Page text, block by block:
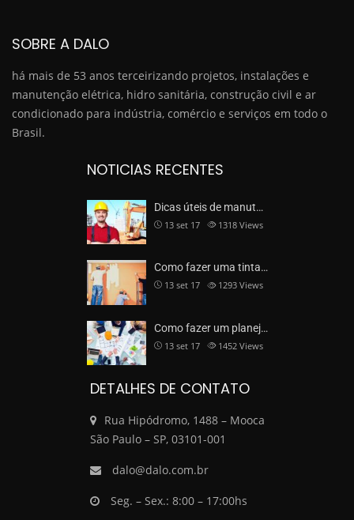
SOBRE A DALO
há mais de 53 anos terceirizando projetos, instalações e
manutenção elétrica, hidro sanitária, construção civil e ar
condicionado para indústria, comércio e serviços em todo o
Brasil.
NOTICIAS RECENTES
Dicas úteis de manut…
13 set 17 1318 Views
Como fazer uma tinta…
13 set 17 1293 Views
Como fazer um planej…
13 set 17 1452 Views
DETALHES DE CONTATO
Rua Hipódromo, 1488 – Mooca
São Paulo – SP, 03101-001
dalo@dalo.com.br
Seg. – Sex.: 8:00 – 17:00hs